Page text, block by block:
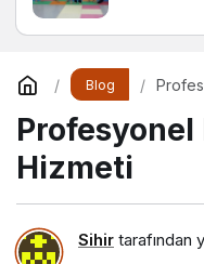
Blog
Profesyonel
Hizmeti
Sihir tarafından